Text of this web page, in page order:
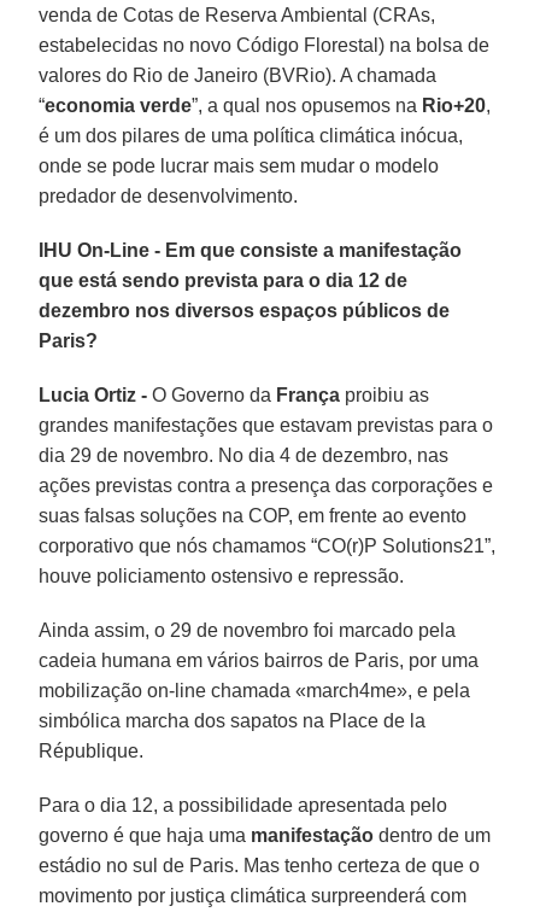
venda de Cotas de Reserva Ambiental (CRAs,
estabelecidas no novo Código Florestal) na bolsa de
valores do Rio de Janeiro (BVRio). A chamada
“economia verde”, a qual nos opusemos na Rio+20,
é um dos pilares de uma política climática inócua,
onde se pode lucrar mais sem mudar o modelo
predador de desenvolvimento.
IHU On-Line - Em que consiste a manifestação
que está sendo prevista para o dia 12 de
dezembro nos diversos espaços públicos de
Paris?
Lucia Ortiz - O Governo da França proibiu as
grandes manifestações que estavam previstas para o
dia 29 de novembro. No dia 4 de dezembro, nas
ações previstas contra a presença das corporações e
suas falsas soluções na COP, em frente ao evento
corporativo que nós chamamos “CO(r)P Solutions21”,
houve policiamento ostensivo e repressão.
Ainda assim, o 29 de novembro foi marcado pela
cadeia humana em vários bairros de Paris, por uma
mobilização on-line chamada «march4me», e pela
simbólica marcha dos sapatos na Place de la
République.
Para o dia 12, a possibilidade apresentada pelo
governo é que haja uma manifestação dentro de um
estádio no sul de Paris. Mas tenho certeza de que o
movimento por justiça climática surpreenderá com